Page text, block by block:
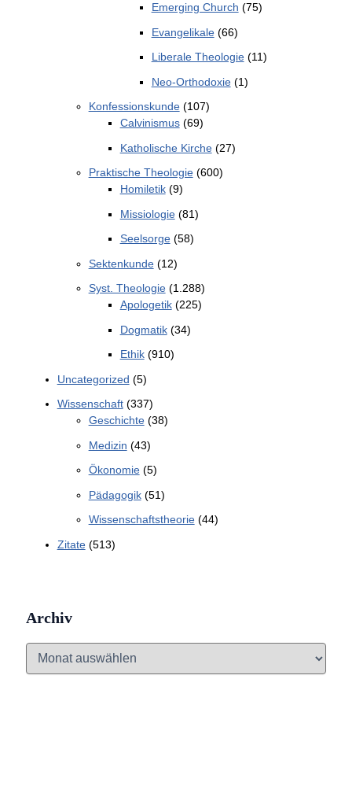
Emerging Church (75)
Evangelikale(66)
Liberale Theologie(11)
Neo-Orthodoxie(1)
Konfessionskunde(107)
Calvinismus(69)
Katholische Kirche(27)
Praktische Theologie(600)
Homiletik(9)
Missiologie(81)
Seelsorge(58)
Sektenkunde(12)
Syst. Theologie(1.288)
Apologetik(225)
Dogmatik(34)
Ethik(910)
Uncategorized (5)
Wissenschaft(337)
Geschichte(38)
Medizin (43)
Ökonomie(5)
Pädagogik(51)
Wissenschaftstheorie(44)
Zitate(513)
Archiv